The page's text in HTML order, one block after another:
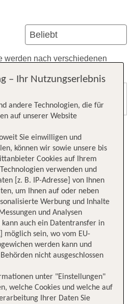
werden nach verschiedenen
– Ihr Nutzungserlebnis
andere Technologien, die für
auf unserer Website
Sie einwilligen und
können wir sowie unsere bis
Cookies auf Ihrem
verwenden und
[z. B. IP-Adresse] von Ihnen
um Ihnen auf oder neben
Werbung und Inhalte
und Analysen
auch ein Datentransfer in
möglich sein, wo vom EU-
werden kann und
nicht ausgeschlossen
unter "Einstellungen"
welche Cookies und welche auf
Ihrer Daten Sie